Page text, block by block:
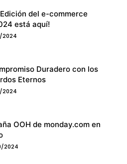
Edición del e-commerce
está aquí!
2024
Duradero con los
Eternos
2024
OOH de monday.com en
2024